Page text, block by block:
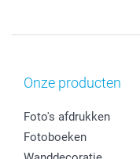
Onze producten
Foto's afdrukken
Fotoboeken